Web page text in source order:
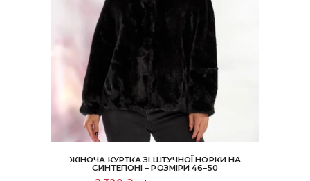
ЖІНОЧА КУРТКА ЗІ ШТУЧНОЇ НОРКИ НА
СИНТЕПОНІ – РОЗМІРИ 46–50